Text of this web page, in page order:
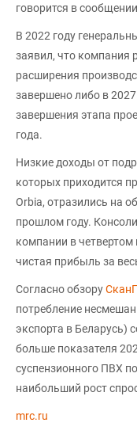
говорится в
В 2022 году
заявил, что компания
расширения
завершено либо в 2027
завершения этапа
года.
Низкие доходы от
которых приходится
Orbia, отразились на
прошлом году.
компании в четвертом
чистая прибыль за
Согласно обзору
потребление
экспорта в Беларусь)
больше показателя
суспензионного ПВХ
наибольший рост
mrc.ru